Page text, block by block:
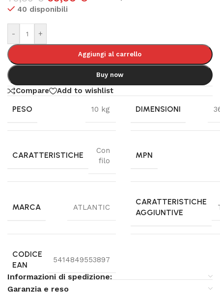
40 disponibili
- +
Aggiungi al carrello
Buy now
Compare Add to wishlist
PESO 10 kg DIMENSIONI
CARATTERISTICHE
Con
filo
MPN
MARCA ATLANTIC
CARATTERISTICHE
AGGIUNTIVE
CODICE
EAN
5414849553897
Informazioni di spedizione:
Garanzia e reso